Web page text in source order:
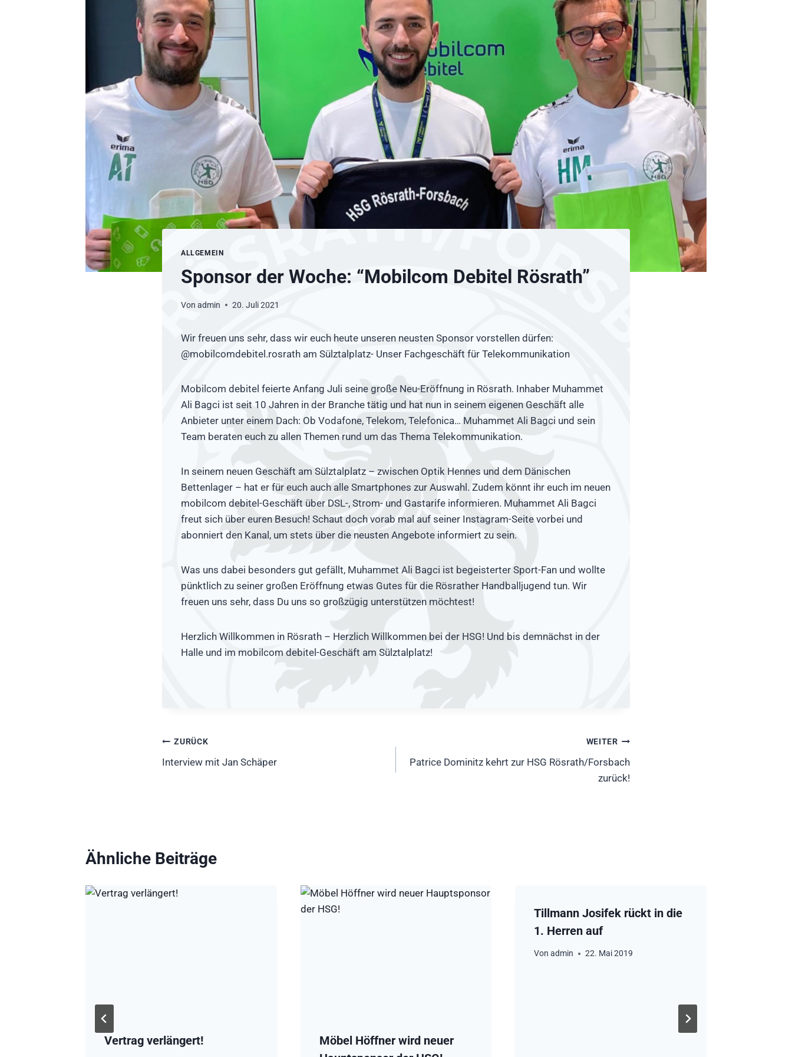
ALLGEMEIN
Sponsor der Woche: “Mobilcom Debitel Rösrath”
Von admin 20. Juli 2021
Wir freuen uns sehr, dass wir euch heute unseren neusten Sponsor vorstellen dürfen:
@mobilcomdebitel.rosrath am Sülztalplatz- Unser Fachgeschäft für Telekommunikation
Mobilcom debitel feierte Anfang Juli seine große Neu-Eröffnung in Rösrath. Inhaber Muhammet
Ali Bagci ist seit 10 Jahren in der Branche tätig und hat nun in seinem eigenen Geschäft alle
Anbieter unter einem Dach: Ob Vodafone, Telekom, Telefonica… Muhammet Ali Bagci und sein
Team beraten euch zu allen Themen rund um das Thema Telekommunikation.
In seinem neuen Geschäft am Sülztalplatz – zwischen Optik Hennes und dem Dänischen
Bettenlager – hat er für euch auch alle Smartphones zur Auswahl. Zudem könnt ihr euch im neuen
mobilcom debitel-Geschäft über DSL-, Strom- und Gastarife informieren. Muhammet Ali Bagci
freut sich über euren Besuch! Schaut doch vorab mal auf seiner Instagram-Seite vorbei und
abonniert den Kanal, um stets über die neusten Angebote informiert zu sein.
Was uns dabei besonders gut gefällt, Muhammet Ali Bagci ist begeisterter Sport-Fan und wollte
pünktlich zu seiner großen Eröffnung etwas Gutes für die Rösrather Handballjugend tun. Wir
freuen uns sehr, dass Du uns so großzügig unterstützen möchtest!
Herzlich Willkommen in Rösrath – Herzlich Willkommen bei der HSG! Und bis demnächst in der
Halle und im mobilcom debitel-Geschäft am Sülztalplatz!
Beitragsnavigation
ZURÜCK
Interview mit Jan Schäper
WEITER
Patrice Dominitz kehrt zur HSG Rösrath/Forsbach
zurück!
Ähnliche Beiträge
Vertrag verlängert!
Möbel Höffner wird neuer
Tillmann Josifek rückt in die
1. Herren auf
Von admin 22. Mai 2019